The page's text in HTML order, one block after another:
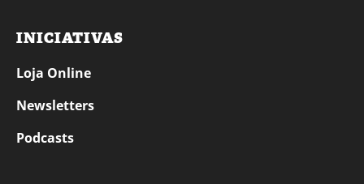
INICIATIVAS
Loja Online
Newsletters
Podcasts